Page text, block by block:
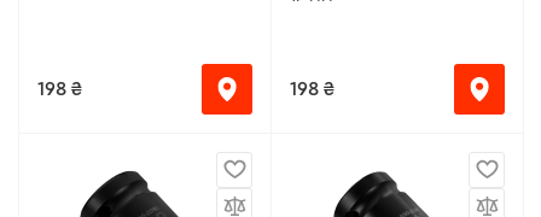
198 ₴ 198 ₴